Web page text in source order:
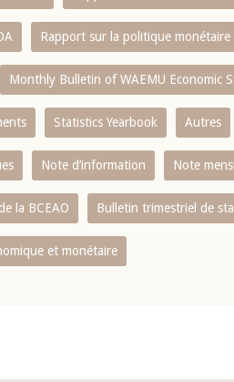
Rapport sur la politique monétaire
Monthly Bulletin of WAEMU Economic
Statistics Yearbook Autres
Note d’information Note
la BCEAO Bulletin trimestriel de
et monétaire